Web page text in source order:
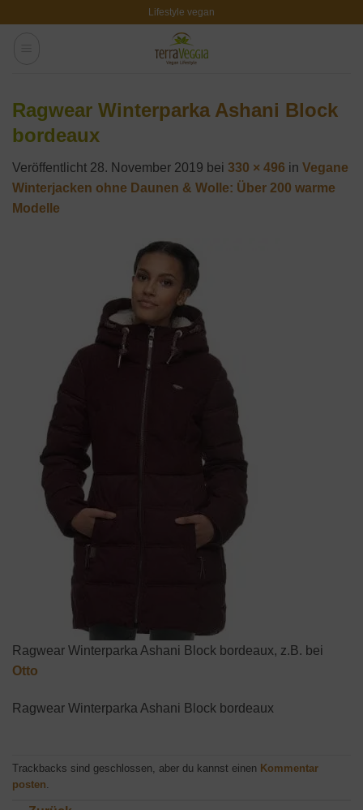
Lifestyle vegan
Ragwear Winterparka Ashani Block
bordeaux
Veröffentlicht 28. November 2019 bei 330 × 496 in Vegane
Winterjacken ohne Daunen & Wolle: Über 200 warme
Modelle
Ragwear Winterparka Ashani Block bordeaux, z.B. bei
Otto
Ragwear Winterparka Ashani Block bordeaux
Trackbacks sind geschlossen, aber du kannst einen Kommentar
posten